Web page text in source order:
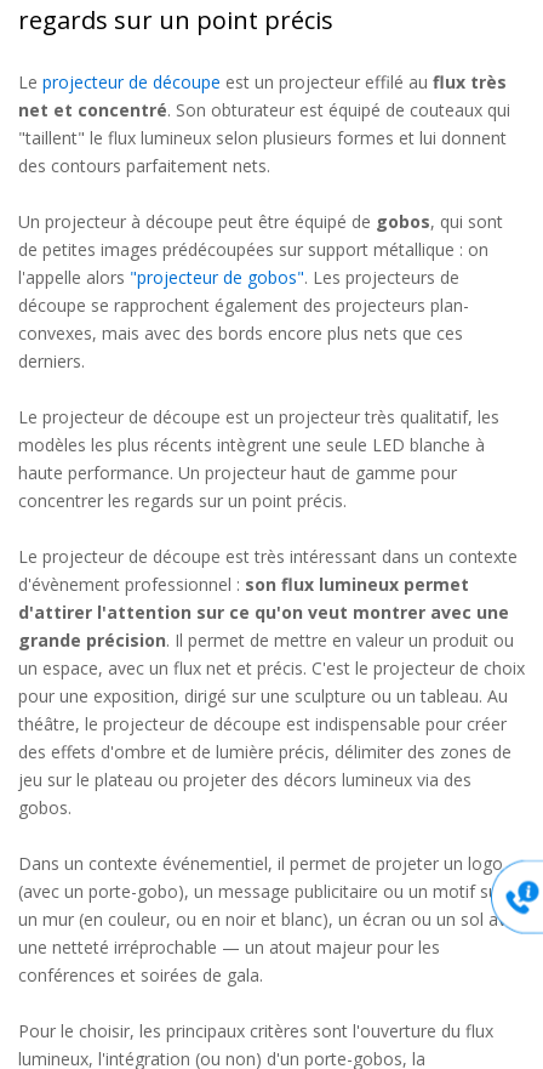
regards sur un point précis
Le projecteur de découpe est un projecteur effilé au flux très
net et concentré. Son obturateur est équipé de couteaux qui
"taillent" le flux lumineux selon plusieurs formes et lui donnent
des contours parfaitement nets.
Un projecteur à découpe peut être équipé de gobos, qui sont
de petites images prédécoupées sur support métallique : on
l'appelle alors "projecteur de gobos". Les projecteurs de
découpe se rapprochent également des projecteurs plan-
convexes, mais avec des bords encore plus nets que ces
derniers.
Le projecteur de découpe est un projecteur très qualitatif, les
modèles les plus récents intègrent une seule LED blanche à
haute performance. Un projecteur haut de gamme pour
concentrer les regards sur un point précis.
Le projecteur de découpe est très intéressant dans un contexte
d'évènement professionnel : son flux lumineux permet
d'attirer l'attention sur ce qu'on veut montrer avec une
grande précision. Il permet de mettre en valeur un produit ou
un espace, avec un flux net et précis. C'est le projecteur de choix
pour une exposition, dirigé sur une sculpture ou un tableau. Au
théâtre, le projecteur de découpe est indispensable pour créer
des effets d'ombre et de lumière précis, délimiter des zones de
jeu sur le plateau ou projeter des décors lumineux via des
gobos.
Dans un contexte événementiel, il permet de projeter un logo
(avec un porte-gobo), un message publicitaire ou un motif sur
un mur (en couleur, ou en noir et blanc), un écran ou un sol avec
une netteté irréprochable — un atout majeur pour les
conférences et soirées de gala.
Pour le choisir, les principaux critères sont l'ouverture du flux
lumineux, l'intégration (ou non) d'un porte-gobos, la